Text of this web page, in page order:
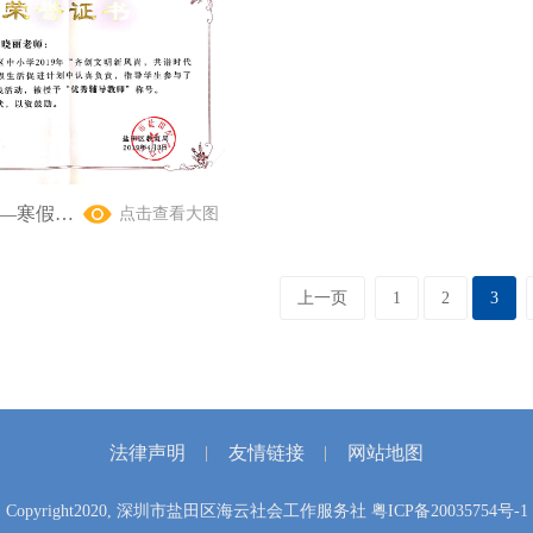
符晓丽——寒假生活促进计划优秀辅导教师 点击查看大图
上一页 1 2 3
法律声明 友情链接 网站地图
Copyright2020, 深圳市盐田区海云社会工作服务社 粤ICP备20035754号-1